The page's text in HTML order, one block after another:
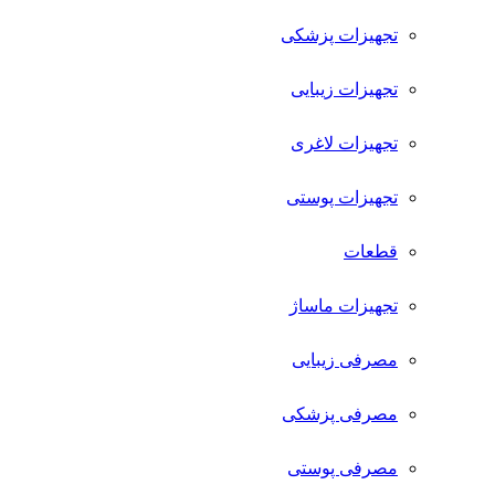
تجهیزات پزشکی
تجهیزات زیبایی
تجهیزات لاغری
تجهیزات پوستی
قطعات
تجهیزات ماساژ
مصرفی زیبایی
مصرفی پزشکی
مصرفی پوستی